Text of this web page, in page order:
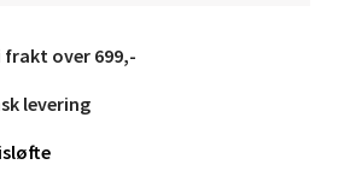
frakt over 699,-
levering
Thon Senter Oasen
5542 Karmsund